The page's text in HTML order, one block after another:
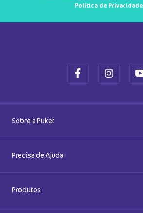
Política de Privacidade
Sobre a Puket
Quem somos
Meias do Bem
Precisa de Ajuda
Dúvidas Frequentes
Produtos